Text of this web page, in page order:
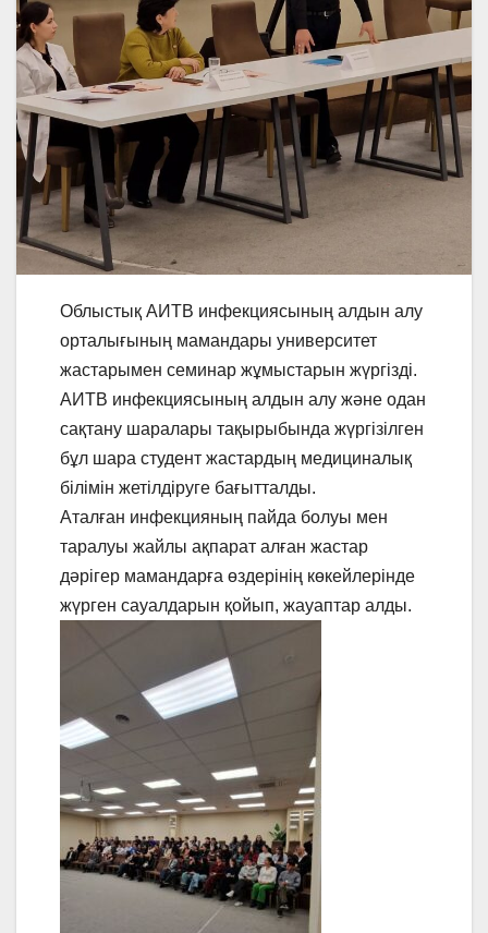
Облыстық АИТВ инфекциясының алдын алу
орталығының мамандары университет
жастарымен семинар жұмыстарын жүргізді.
АИТВ инфекциясының алдын алу және одан
сақтану шаралары тақырыбында жүргізілген
бұл шара студент жастардың медициналық
білімін жетілдіруге бағытталды.
Аталған инфекцияның пайда болуы мен
таралуы жайлы ақпарат алған жастар
дәрігер мамандарға өздерінің көкейлерінде
жүрген сауалдарын қойып, жауаптар алды.